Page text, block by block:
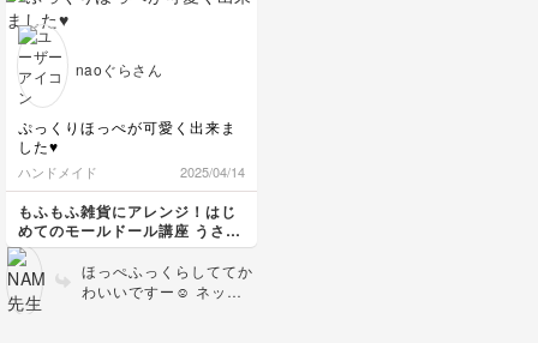
naoぐらさん
ぷっくりほっぺが可愛く出来ま
した♥
ハンドメイド 2025/04/14
もふもふ雑貨にアレンジ！はじ
めてのモールドール講座 うさぎ
編
ほっぺふっくらしててか
わいいですー☺️ ネック